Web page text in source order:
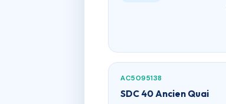
AC5095138
SDC 40 Ancien Quai